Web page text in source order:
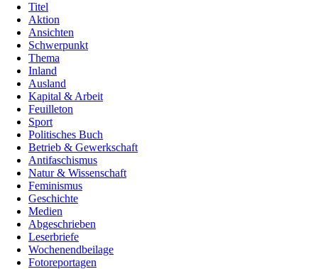
Titel
Aktion
Ansichten
Schwerpunkt
Thema
Inland
Ausland
Kapital & Arbeit
Feuilleton
Sport
Politisches Buch
Betrieb & Gewerkschaft
Antifaschismus
Natur & Wissenschaft
Feminismus
Geschichte
Medien
Abgeschrieben
Leserbriefe
Wochenendbeilage
Fotoreportagen